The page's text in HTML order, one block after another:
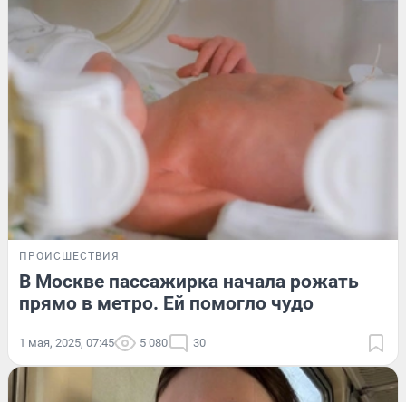
ПРОИСШЕСТВИЯ
В Москве пассажирка начала рожать
прямо в метро. Ей помогло чудо
1 мая, 2025, 07:45 5 080 30